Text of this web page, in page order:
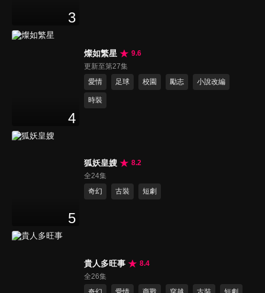
3
4
燦如繁星
9.6
更新至第27集
愛情
足球 校園 勵志 小說改編
時裝
5
狐妖皇嫂
8.2
全24集
奇幻
古裝 短劇
貴人多旺事
8.4
全26集